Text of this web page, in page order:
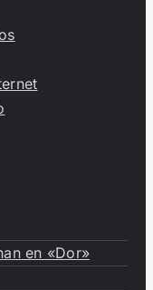
en «Dor»